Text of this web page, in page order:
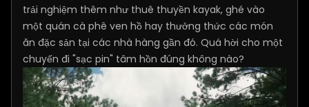
trải nghiệm thêm như thuê thuyền kayak, ghé vào
một quán cà phê ven hồ hay thưởng thức các món
ăn đặc sản tại các nhà hàng gần đó. Quá hời cho một
chuyến đi "sạc pin" tâm hồn đúng không nào?